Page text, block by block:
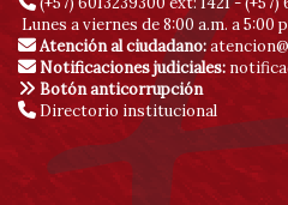
Lunes a viernes de 8:00 a.m. a 5:00
Atención al ciudadano:
Notificaciones judiciales:
Botón anticorrupción
Directorio institucional